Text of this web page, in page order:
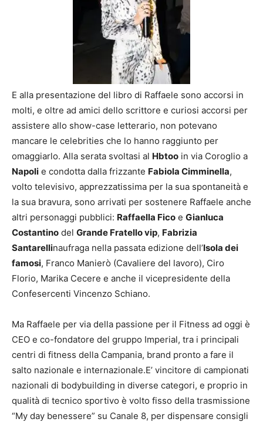
E alla presentazione del libro di Raffaele sono accorsi in
molti, e oltre ad amici dello scrittore e curiosi accorsi per
assistere allo show-case letterario, non potevano
mancare le celebrities che lo hanno raggiunto per
omaggiarlo. Alla serata svoltasi al Hbtoo in via Coroglio a
Napoli e condotta dalla frizzante Fabiola Cimminella,
volto televisivo, apprezzatissima per la sua spontaneità e
la sua bravura, sono arrivati per sostenere Raffaele anche
altri personaggi pubblici: Raffaella Fico e Gianluca
Costantino del Grande Fratello vip, Fabrizia
Santarellinaufraga nella passata edizione dell’Isola dei
famosi, Franco Manierò (Cavaliere del lavoro), Ciro
Florio, Marika Cecere e anche il vicepresidente della
Confesercenti Vincenzo Schiano.
Ma Raffaele per via della passione per il Fitness ad oggi è
CEO e co-fondatore del gruppo Imperial, tra i principali
centri di fitness della Campania, brand pronto a fare il
salto nazionale e internazionale.E’ vincitore di campionati
nazionali di bodybuilding in diverse categori, e proprio in
qualità di tecnico sportivo è volto fisso della trasmissione
“My day benessere” su Canale 8, per dispensare consigli